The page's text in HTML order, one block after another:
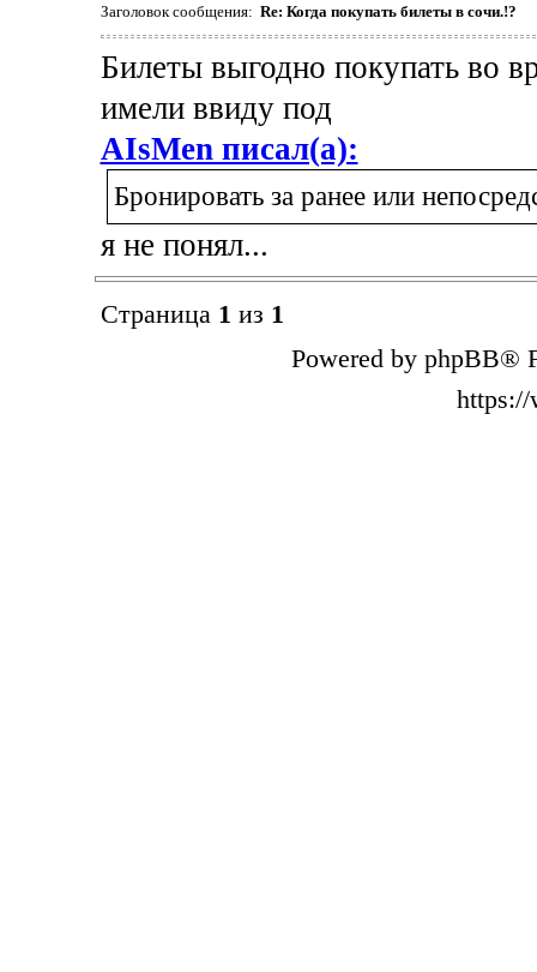
Заголовок сообщения: Re: Когда покупать билеты в сочи.!?
Билеты выгодно покупать во
имели ввиду под
AIsMen писал(а):
Бронировать за ранее или
я не понял...
Страница 1 из 1
Powered by phpBB®
https://